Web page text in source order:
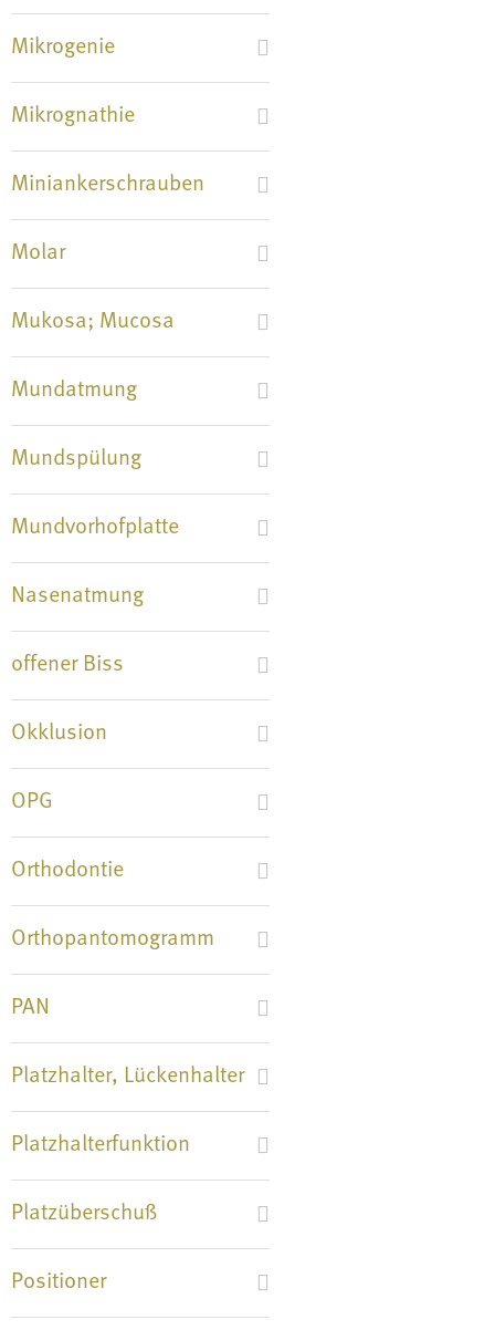
Mikrogenie
Mikrognathie
Miniankerschrauben
Molar
Mukosa; Mucosa
Mundatmung
Mundspülung
Mundvorhofplatte
Nasenatmung
offener Biss
Okklusion
OPG
Orthodontie
Orthopantomogramm
PAN
Platzhalter, Lückenhalter
Platzhalterfunktion
Platzüberschuß
Positioner